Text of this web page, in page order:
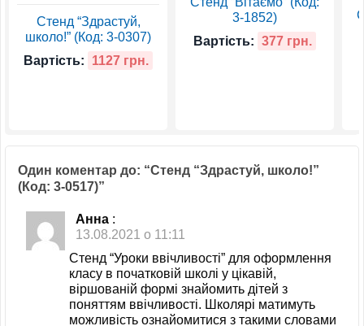
Стенд “Здрастуй,
школо!” (Код: 3-0307)
Вартість:
1127 грн.
3-1852)
Вартість: 377 грн.
Один коментар до: “Стенд “Здрастуй, школо!”
(Код: 3-0517)”
Анна :
13.08.2021 о 11:11
Стенд “Уроки ввічливості” для оформлення
класу в початковій школі у цікавій,
віршованій формі знайомить дітей з
поняттям ввічливості. Школярі матимуть
можливість ознайомитися з такими словами